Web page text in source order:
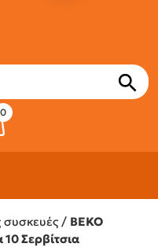
0
συσκευές / BEKO
Σερβίτσια